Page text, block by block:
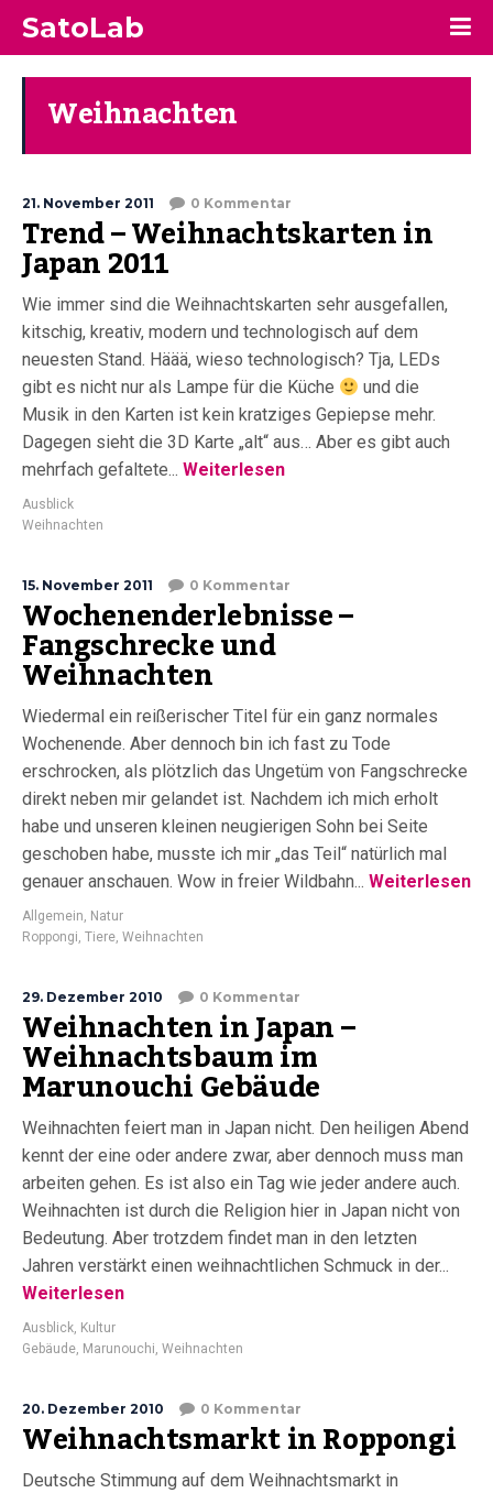
SatoLab
Weihnachten
21. November 2011 0 Kommentar
Trend – Weihnachtskarten in
Japan 2011
Wie immer sind die Weihnachtskarten sehr ausgefallen,
kitschig, kreativ, modern und technologisch auf dem
neuesten Stand. Häää, wieso technologisch? Tja, LEDs
gibt es nicht nur als Lampe für die Küche
und die
Musik in den Karten ist kein kratziges Gepiepse mehr.
Dagegen sieht die 3D Karte „alt“ aus… Aber es gibt auch
mehrfach gefaltete... Weiterlesen
Ausblick
Weihnachten
15. November 2011 0 Kommentar
Wochenenderlebnisse –
Fangschrecke und
Weihnachten
Wiedermal ein reißerischer Titel für ein ganz normales
Wochenende. Aber dennoch bin ich fast zu Tode
erschrocken, als plötzlich das Ungetüm von Fangschrecke
direkt neben mir gelandet ist. Nachdem ich mich erholt
habe und unseren kleinen neugierigen Sohn bei Seite
geschoben habe, musste ich mir „das Teil“ natürlich mal
genauer anschauen. Wow in freier Wildbahn... Weiterlesen
Allgemein, Natur
Roppongi, Tiere, Weihnachten
29. Dezember 2010 0 Kommentar
Weihnachten in Japan –
Weihnachtsbaum im
Marunouchi Gebäude
Weihnachten feiert man in Japan nicht. Den heiligen Abend
kennt der eine oder andere zwar, aber dennoch muss man
arbeiten gehen. Es ist also ein Tag wie jeder andere auch.
Weihnachten ist durch die Religion hier in Japan nicht von
Bedeutung. Aber trotzdem findet man in den letzten
Jahren verstärkt einen weihnachtlichen Schmuck in der...
Weiterlesen
Ausblick, Kultur
Gebäude, Marunouchi, Weihnachten
20. Dezember 2010 0 Kommentar
Weihnachtsmarkt in Roppongi
Deutsche Stimmung auf dem Weihnachtsmarkt in